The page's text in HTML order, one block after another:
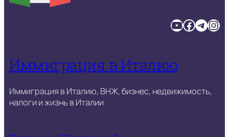
YouTube Facebook TelegramInstagram
Иммиграция в Италию
Иммиграция в Италию, ВНЖ, бизнес, недвижимость,
налоги и жизнь в Италии